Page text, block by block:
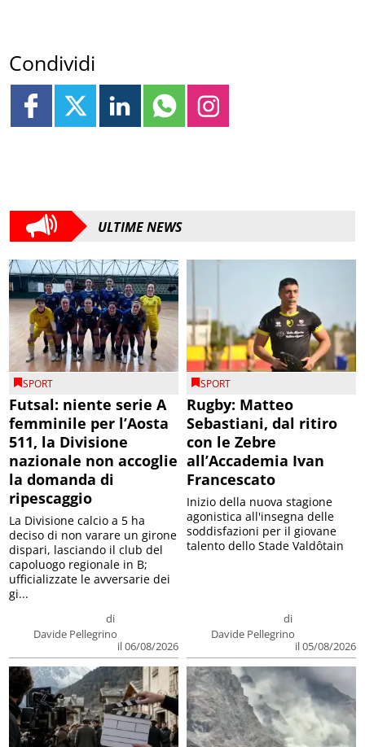
Condividi
ULTIME NEWS
SPORT
Futsal: niente serie A
femminile per l’Aosta
511, la Divisione
nazionale non accoglie
la domanda di
ripescaggio
di
Davide Pellegrino
il 06/08/2026
La Divisione calcio a 5 ha
deciso di non varare un girone
dispari, lasciando il club del
capoluogo regionale in B;
ufficializzate le avversarie dei
gi...
SPORT
Rugby: Matteo
Sebastiani, dal ritiro
con le Zebre
all’Accademia Ivan
Francescato
di
Davide Pellegrino
il 05/08/2026
Inizio della nuova stagione
agonistica all'insegna delle
soddisfazioni per il giovane
talento dello Stade Valdôtain